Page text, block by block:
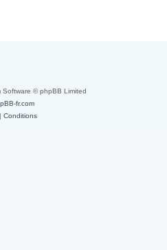
Software © phpBB Limited
fr.com
| Conditions